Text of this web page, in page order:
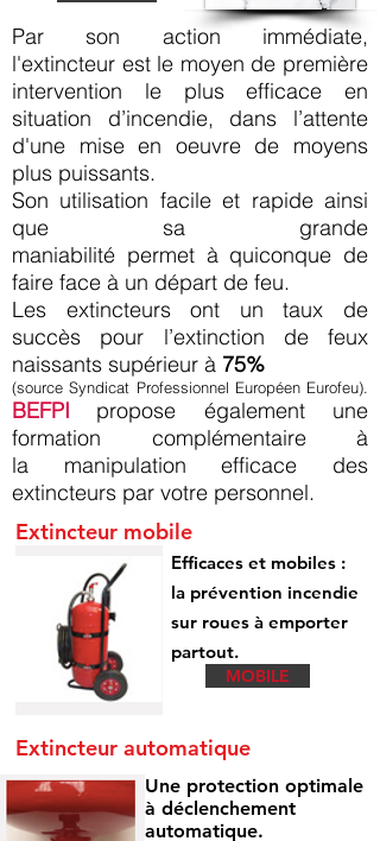
Par son action immédiate,
l'extincteur est le moyen de première
intervention le plus efficace en
situation d’incendie, dans l’attente
d'une mise en oeuvre de moyens
plus puissants.
Son utilisation facile et rapide ainsi
que sa grande
maniabilité permet à quiconque de
faire face à un départ de feu.
Les extincteurs ont un taux de
succès pour l’extinction de feux
naissants supérieur à 75%
(source Syndicat Professionnel Européen Eurofeu).
BEFPI
propose également une
formation complémentaire à
la manipulation efficace des
extincteurs par votre personnel.
Extincteur mobile
Efficaces et mobiles :
la prévention incendie
sur roues à emporter
partout.
MOBILE
Extincteur automatique
Une protection optimale
à déclenchement
automatique.